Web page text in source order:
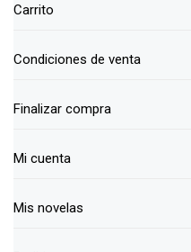
Carrito
Condiciones de venta
Finalizar compra
Mi cuenta
Mis novelas